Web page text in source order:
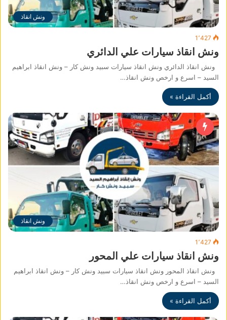
ونش انقاذ
1٬427
ونش انقاذ سيارات علي الدائري
ونش انقاذ الدائري ونش انقاذ سيارات سبيد ونش كار – ونش انقاذ ابراهيم
السيد – اسرع و ارخص ونش انقاذ…
أكمل القراءة »
ونش انقاذ
1٬427
ونش انقاذ سيارات علي المحور
ونش انقاذ المحور ونش انقاذ سيارات سبيد ونش كار – ونش انقاذ ابراهيم
السيد – اسرع و ارخص ونش انقاذ…
أكمل القراءة »